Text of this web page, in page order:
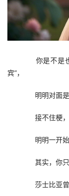
你是不是也
宾”，
明明对面是
接不住梗，
明明一开始
其实，你只
莎士比亚曾